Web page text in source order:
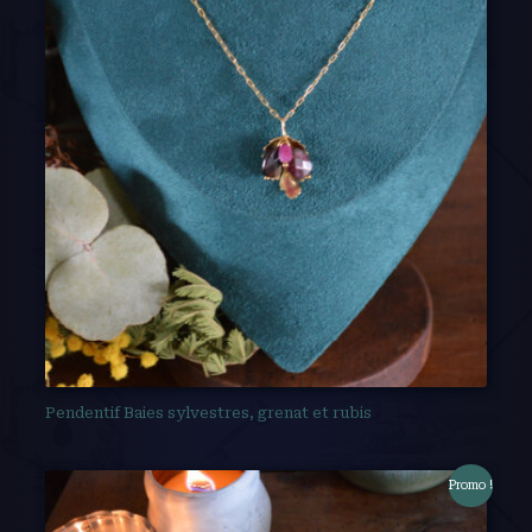
Pendentif Baies sylvestres, grenat et rubis
Promo !